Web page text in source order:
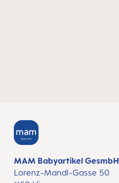
MAM Babyartikel GesmbH
Lorenz-Mandl-Gasse 50